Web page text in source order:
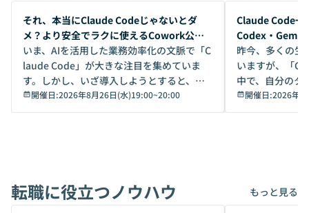
開催前
それ、本当にClaude Codeじゃないとダ
メ？より安全でラクに使えるCowork公開
デモ
いま、AIを活用した業務効率化の文脈で「C
laude Code」が大きな注目を集めていま
す。しかし、いざ導入しようとすると、セ
キュリティ面の懸念や権限管理のハードル
から、気軽に使えないケースも多いのでは
けでなく、想像以上の範囲まで自動化でき
ることは、まだあまり知られていません。
開催日:2026年8月26日(水)19:00~20:00
開催前
Claude Code一
Codex・
昨今、多くの生
いますが、「
中で、自分のタ
いいのか」を自
か？ 「なんとなく誰かが良いと言っていた
は、評判では
ているAIを選ぶこ
開催日:2026年8
転職に役立つノウハウ もっと見る